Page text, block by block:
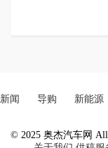
新闻 导购 新能源
© 2025 奥杰汽车网 All